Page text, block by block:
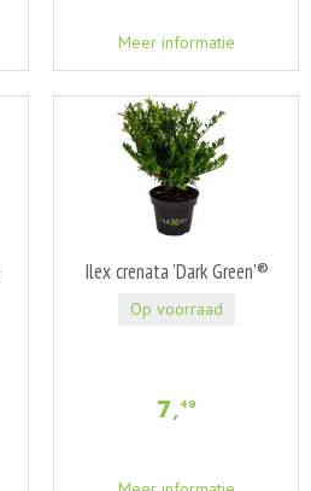
Meer informatie
Ilex crenata 'Dark Green'®
7,49
Op voorraad